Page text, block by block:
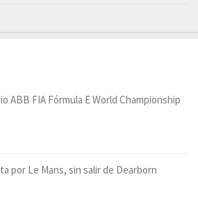
ABB FIA Fórmula E World Championship
por Le Mans, sin salir de Dearborn